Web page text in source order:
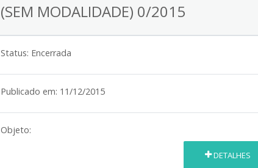
(SEM MODALIDADE) 0/2015
Status: Encerrada
Publicado em: 11/12/2015
Objeto:
DETALHES